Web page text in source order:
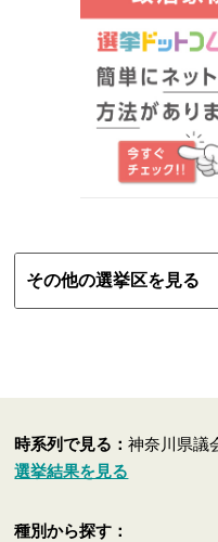
時系列で見る：神奈川県議
選挙結果を見る
種別から探す：